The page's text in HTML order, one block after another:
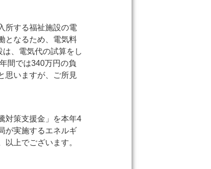
所する福祉施設の電
となるため、電気料
、電気代の試算をし
間では340万円の負
思いますが、ご所見
対策支援金」を本年4
が実施するエネルギ
上でございます。